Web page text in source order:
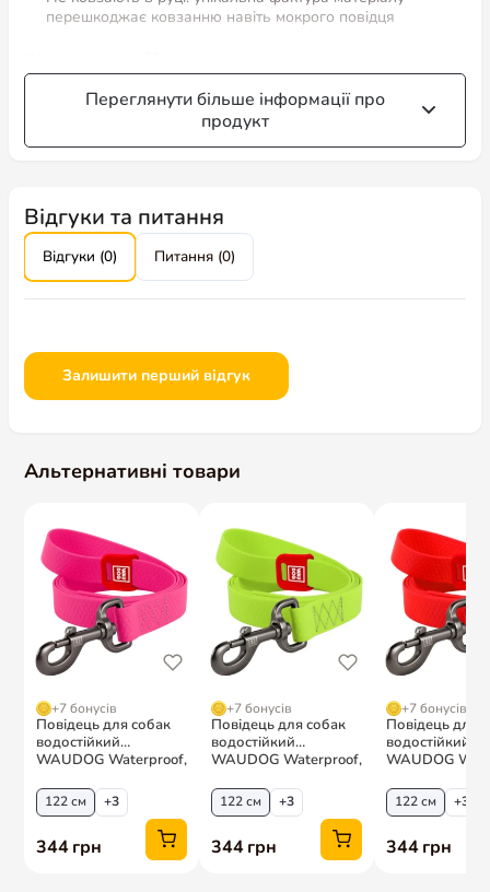
перешкоджає ковзанню навіть мокрого повідця
Переглянути більше інформації про
продукт
Відгуки та питання
Відгуки (0) Питання (0)
Залишити перший відгук
Альтернативні товари